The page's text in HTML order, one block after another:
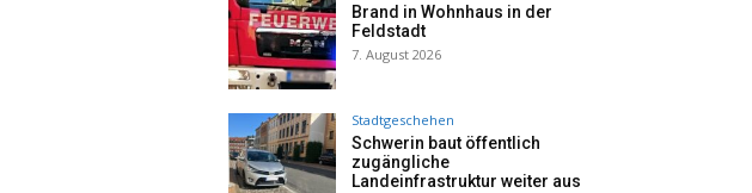
Brand in Wohnhaus in der
Feldstadt
7. August 2026
Stadtgeschehen
Schwerin baut öffentlich
zugängliche
Landeinfrastruktur weiter aus